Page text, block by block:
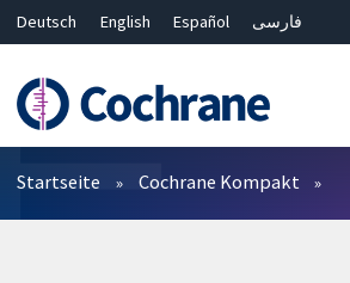
Deutsch English Español
فارسی
Bahasa Malaysia
ไทย
繁體中文
简体中文
Filter
Startseite Cochrane Kompakt